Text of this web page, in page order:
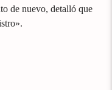
de nuevo, detalló que